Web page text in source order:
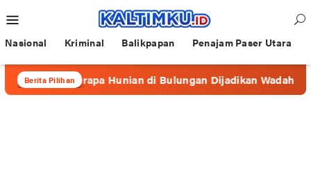
ke
kontenMobile
Nasional Kriminal Balikpapan Penajam Paser Utara
Berita Pilihan
Beberapa Hunian di Bulungan Dijadikan Wadah Prostitusi